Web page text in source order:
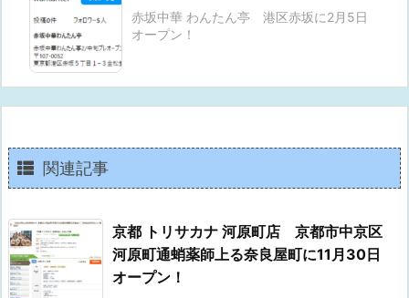
赤坂中華 わんたん亭 港区赤坂に2月5日
オープン！
関連記事
京都 トリサカナ 河原町店 京都市中京区
河原町通蛸薬師上る奈良屋町に11月30日
オープン！